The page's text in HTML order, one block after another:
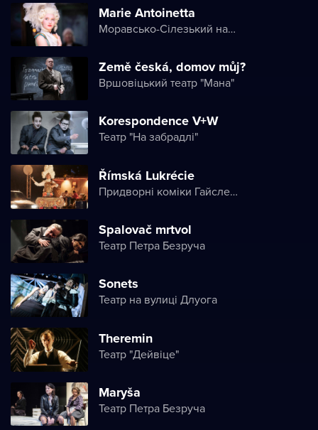
Marie Antoinetta
Моравсько-Сілезький національний театр
Země česká, domov můj?
Вршовіцький театр "Мана"
Korespondence V+W
Театр "На забрадлі"
Římská Lukrécie
Придворні коміки Гайслера
Spalovač mrtvol
Театр Петра Безруча
Sonets
Театр на вулиці Длуога
Theremin
Театр "Дейвіце"
Maryša
Театр Петра Безруча